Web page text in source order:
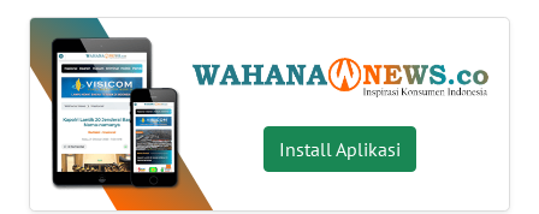
Install Aplikasi
WN
SULTENG
WN
SULBAR